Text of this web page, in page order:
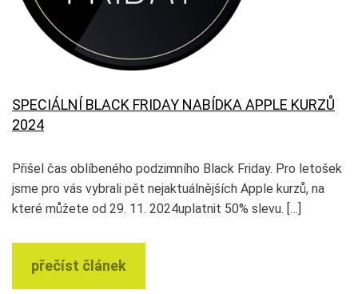
SPECIÁLNÍ BLACK FRIDAY NABÍDKA APPLE KURZŮ
2024
Přišel čas oblíbeného podzimního Black Friday. Pro letošek
jsme pro vás vybrali pět nejaktuálnějších Apple kurzů, na
které můžete od 29. 11. 2024uplatnit 50% slevu. […]
přečíst článek